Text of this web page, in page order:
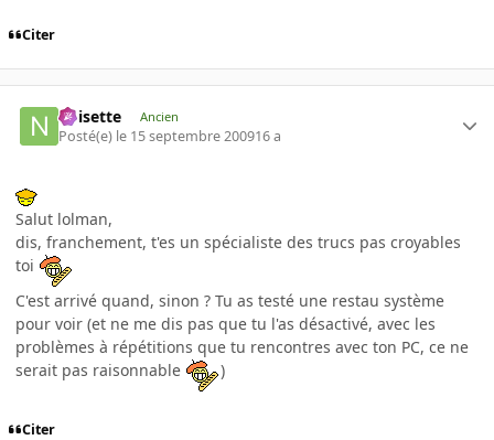
Citer
noisette Ancien
Posté(e) le 15 septembre 200916 a
Salut lolman,
dis, franchement, t'es un spécialiste des trucs pas croyables
toi
C'est arrivé quand, sinon ? Tu as testé une restau système
pour voir (et ne me dis pas que tu l'as désactivé, avec les
problèmes à répétitions que tu rencontres avec ton PC, ce ne
serait pas raisonnable
)
Citer